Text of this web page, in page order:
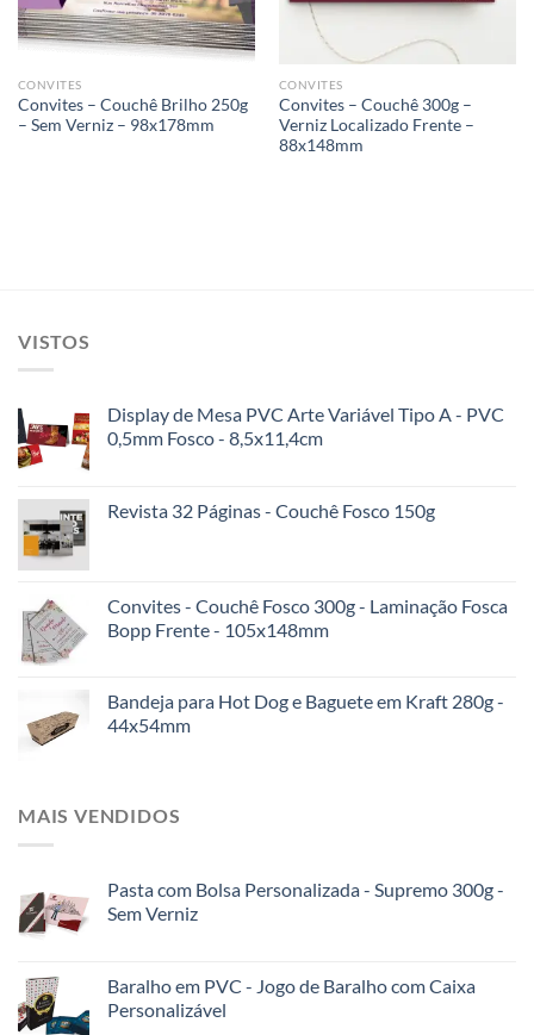
CONVITES
Convites – Couchê Brilho 250g
– Sem Verniz – 98x178mm
CONVITES
Convites – Couchê 300g –
Verniz Localizado Frente –
88x148mm
VISTOS
Display de Mesa PVC Arte Variável Tipo A - PVC
0,5mm Fosco - 8,5x11,4cm
Revista 32 Páginas - Couchê Fosco 150g
Convites - Couchê Fosco 300g - Laminação Fosca
Bopp Frente - 105x148mm
Bandeja para Hot Dog e Baguete em Kraft 280g -
44x54mm
MAIS VENDIDOS
Pasta com Bolsa Personalizada - Supremo 300g -
Sem Verniz
Baralho em PVC - Jogo de Baralho com Caixa
Personalizável